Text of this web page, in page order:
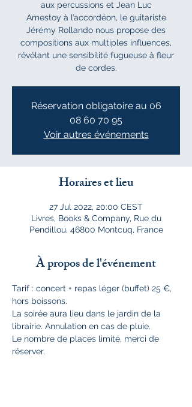
aux percussions et Jean Luc
Amestoy à l’accordéon, le guitariste
Jérémy Rollando nous propose des
compositions aux multiples influences,
révélant une sensibilité fugueuse à fleur
de cordes.
Réservation obligatoire au 06
08 60 70 95
Voir autres événements
Horaires et lieu
27 Jul 2022, 20:00 CEST
Livres, Books & Company, Rue du
Pendillou, 46800 Montcuq, France
À propos de l'événement
Tarif : concert + repas léger (buffet) 25 €,
hors boissons.
La soirée aura lieu dans le jardin de la
librairie. Annulation en cas de pluie.
Le nombre de places limité, merci de
réserver.